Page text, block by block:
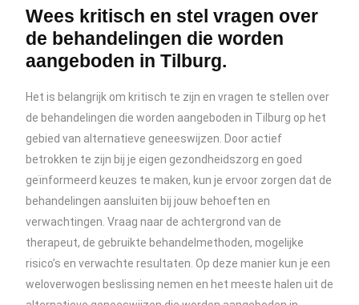
Wees kritisch en stel vragen over
de behandelingen die worden
aangeboden in Tilburg.
Het is belangrijk om kritisch te zijn en vragen te stellen over
de behandelingen die worden aangeboden in Tilburg op het
gebied van alternatieve geneeswijzen. Door actief
betrokken te zijn bij je eigen gezondheidszorg en goed
geïnformeerd keuzes te maken, kun je ervoor zorgen dat de
behandelingen aansluiten bij jouw behoeften en
verwachtingen. Vraag naar de achtergrond van de
therapeut, de gebruikte behandelmethoden, mogelijke
risico’s en verwachte resultaten. Op deze manier kun je een
weloverwogen beslissing nemen en het meeste halen uit de